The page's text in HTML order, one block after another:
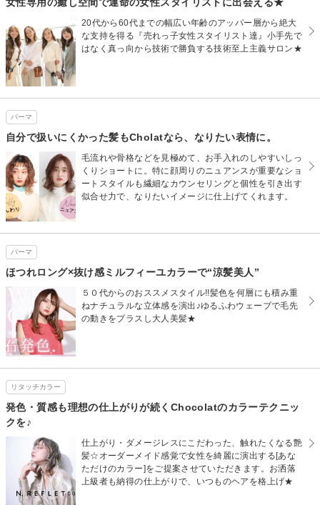
20代から60代までの幅広い年齢のアッパー層から絶大
な支持を得る『売れっ子女性スタイリスト達』小手先で
はなく真っ向から技術で勝負する技術至上主義サロン★
パーマ
自分で扱いにくかった髪もCholatなら、なりたい表情に。
毛流れや骨格などを見極めて、お手入れのしやすいしっ
くりショートに。特に顔周りのニュアンスが重要なショ
ートスタイルも繊細なカウンセリングと個性を引き出す
似合せ力で、なりたいイメージに仕上げてくれます。
パーマ
ほつれロング×抜け感ミルフィーユカラーで“涼髪美人”
５０代からのおススメスタイル!!髪色を何層にも積み重
ねナチュラルな立体感を演出♪ゆるふわウェーブで毛先
の動きをプラスし大人美髪★
リタッチカラー
発色・質感も理想の仕上がりが続くChocolatのカラーテクニッ
クを♪
仕上がり・ダメージレスにこだわった、触れたくなる艶
髪☆オーダーメイド感覚で女性を綺麗に演出する[あな
ただけのカラー]をご提案させていただきます。お洒落
上級者も納得の仕上がりで、いつものヘアを格上げ★